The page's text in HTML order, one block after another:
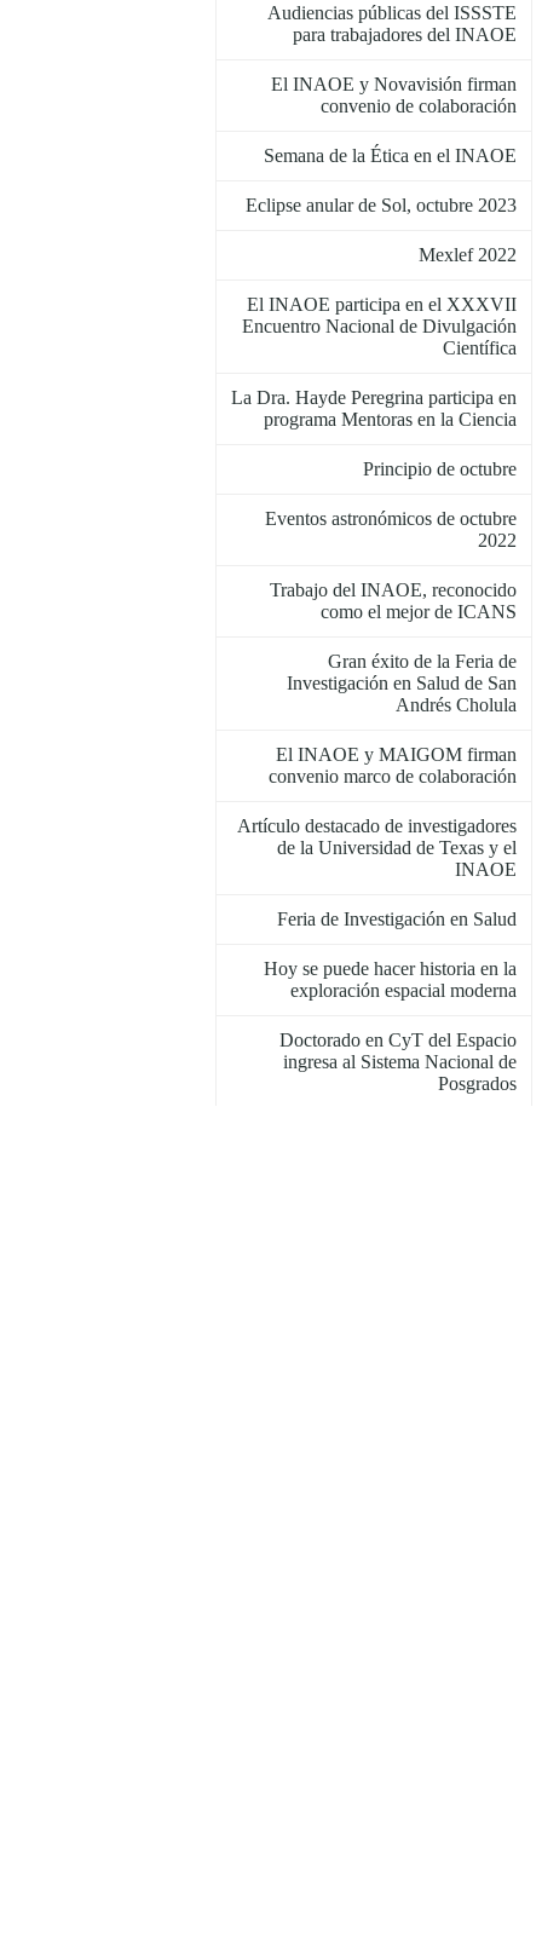
Audiencias públicas del ISSSTE
para trabajadores del INAOE
El INAOE y Novavisión firman
convenio de colaboración
Semana de la Ética en el INAOE
Eclipse anular de Sol, octubre 2023
Mexlef 2022
El INAOE participa en el XXXVII
Encuentro Nacional de Divulgación
Científica
La Dra. Hayde Peregrina participa en
programa Mentoras en la Ciencia
Principio de octubre
Eventos astronómicos de octubre
2022
Trabajo del INAOE, reconocido
como el mejor de ICANS
Gran éxito de la Feria de
Investigación en Salud de San
Andrés Cholula
El INAOE y MAIGOM firman
convenio marco de colaboración
Artículo destacado de investigadores
de la Universidad de Texas y el
INAOE
Feria de Investigación en Salud
Hoy se puede hacer historia en la
exploración espacial moderna
Doctorado en CyT del Espacio
ingresa al Sistema Nacional de
Posgrados